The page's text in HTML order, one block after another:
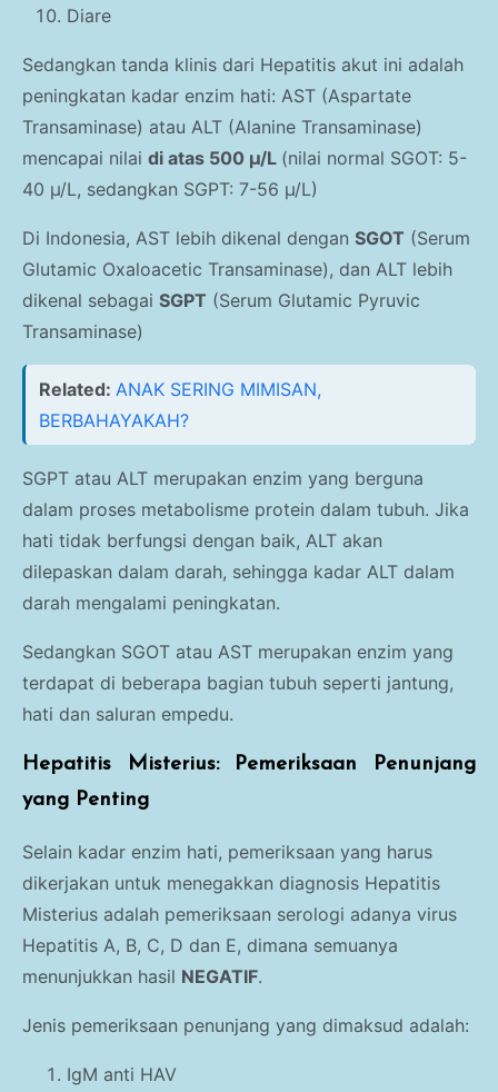
Diare
Sedangkan tanda klinis dari Hepatitis akut ini adalah
peningkatan kadar enzim hati: AST (Aspartate
Transaminase) atau ALT (Alanine Transaminase)
mencapai nilai di atas 500 µ/L (nilai normal SGOT: 5-
40 µ/L, sedangkan SGPT: 7-56 µ/L)
Di Indonesia, AST lebih dikenal dengan SGOT (Serum
Glutamic Oxaloacetic Transaminase), dan ALT lebih
dikenal sebagai SGPT (Serum Glutamic Pyruvic
Transaminase)
Related: ANAK SERING MIMISAN,
BERBAHAYAKAH?
SGPT atau ALT merupakan enzim yang berguna
dalam proses metabolisme protein dalam tubuh. Jika
hati tidak berfungsi dengan baik, ALT akan
dilepaskan dalam darah, sehingga kadar ALT dalam
darah mengalami peningkatan.
Sedangkan SGOT atau AST merupakan enzim yang
terdapat di beberapa bagian tubuh seperti jantung,
hati dan saluran empedu.
Hepatitis Misterius: Pemeriksaan Penunjang
yang Penting
Selain kadar enzim hati, pemeriksaan yang harus
dikerjakan untuk menegakkan diagnosis Hepatitis
Misterius adalah pemeriksaan serologi adanya virus
Hepatitis A, B, C, D dan E, dimana semuanya
menunjukkan hasil NEGATIF.
Jenis pemeriksaan penunjang yang dimaksud adalah:
IgM anti HAV